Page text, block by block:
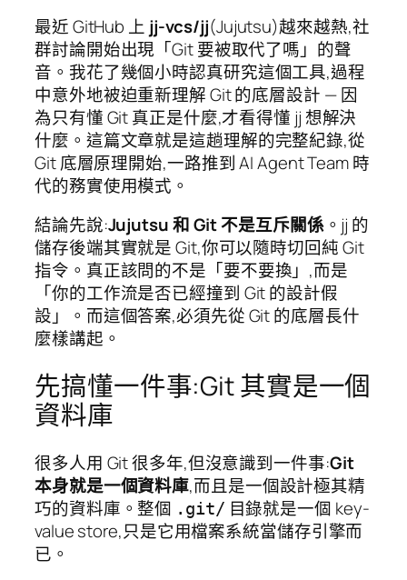
最近 GitHub 上 jj-vcs/jj(Jujutsu)越來越熱,社
群討論開始出現「Git 要被取代了嗎」的聲
音。我花了幾個小時認真研究這個工具,過程
中意外地被迫重新理解 Git 的底層設計 — 因
為只有懂 Git 真正是什麼,才看得懂 jj 想解決
什麼。這篇文章就是這趟理解的完整紀錄,從
Git 底層原理開始,一路推到 AI Agent Team 時
代的務實使用模式。
結論先說:Jujutsu 和 Git 不是互斥關係。jj 的
儲存後端其實就是 Git,你可以隨時切回純 Git
指令。真正該問的不是「要不要換」,而是
「你的工作流是否已經撞到 Git 的設計假
設」。而這個答案,必須先從 Git 的底層長什
麼樣講起。
先搞懂一件事:Git 其實是一個
資料庫
很多人用 Git 很多年,但沒意識到一件事:Git
本身就是一個資料庫,而且是一個設計極其精
巧的資料庫。整個 .git/ 目錄就是一個 key-
value store,只是它用檔案系統當儲存引擎而
已。